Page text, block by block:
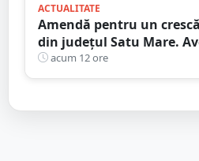
ACTUALITATE
Amendă pentru un
din județul Satu Mare.
transmise de DSVSA
acum 12 ore